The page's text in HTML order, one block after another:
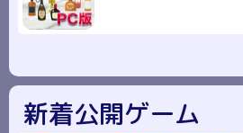
新着公開ゲーム